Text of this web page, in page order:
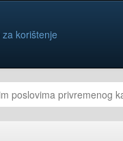
korištenje
poslovima privremenog